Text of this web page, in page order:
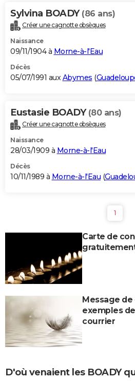
Sylvina BOADY (86 ans)
Créer une cagnotte obsèques
Naissance
09/11/1904 à Morne-à-l'Eau
Décès
05/07/1991 auxAbymes (
Eustasie BOADY (80 ans)
Créer une cagnotte obsèques
Naissance
28/03/1909 à Morne-à-l'Eau
Décès
10/11/1989 à Morne-à-l'Eau (
1
Carte de
Message de
exemples
courrier
D'où venaient les BOADY